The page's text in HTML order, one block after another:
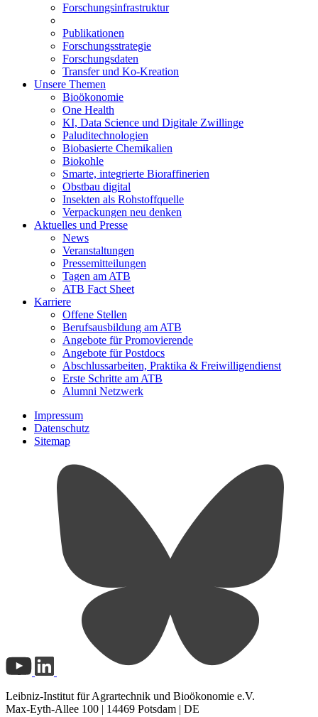
Forschungsinfrastruktur
Publikationen
Forschungsstrategie
Forschungsdaten
Transfer und Ko-Kreation
Unsere Themen
Bioökonomie
One Health
KI, Data Science und Digitale Zwillinge
Paluditechnologien
Biobasierte Chemikalien
Biokohle
Smarte, integrierte Bioraffinerien
Obstbau digital
Insekten als Rohstoffquelle
Verpackungen neu denken
Aktuelles und Presse
News
Veranstaltungen
Pressemitteilungen
Tagen am ATB
ATB Fact Sheet
Karriere
Offene Stellen
Berufsausbildung am ATB
Angebote für Promovierende
Angebote für Postdocs
Abschlussarbeiten, Praktika & Freiwilligendienst
Erste Schritte am ATB
Alumni Netzwerk
Impressum
Datenschutz
Sitemap
Leibniz-Institut für Agrartechnik und Bioökonomie e.V.
Max-Eyth-Allee 100 | 14469 Potsdam | DE